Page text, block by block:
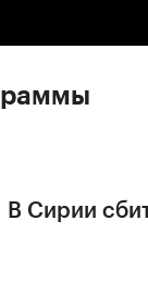
В Сирии